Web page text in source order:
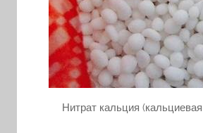
Нитрат кальция